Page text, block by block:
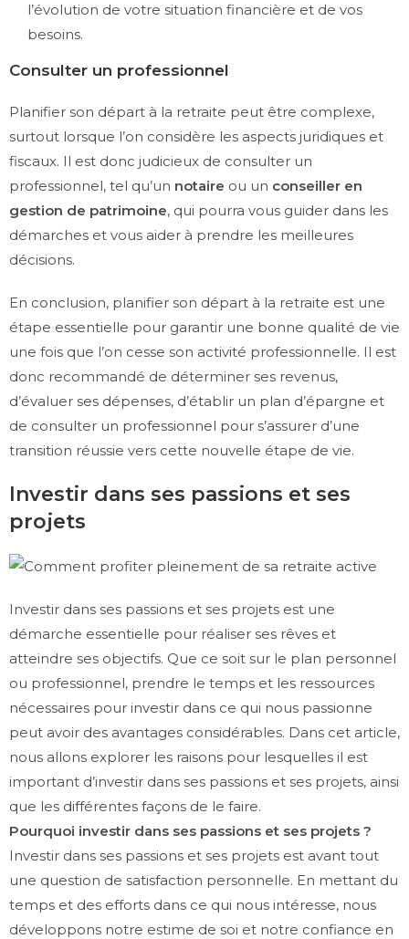
l’évolution de votre situation financière et de vos
besoins.
Consulter un professionnel
Planifier son départ à la retraite peut être complexe,
surtout lorsque l’on considère les aspects juridiques et
fiscaux. Il est donc judicieux de consulter un
professionnel, tel qu’un notaire ou un conseiller en
gestion de patrimoine, qui pourra vous guider dans les
démarches et vous aider à prendre les meilleures
décisions.
En conclusion, planifier son départ à la retraite est une
étape essentielle pour garantir une bonne qualité de vie
une fois que l’on cesse son activité professionnelle. Il est
donc recommandé de déterminer ses revenus,
d’évaluer ses dépenses, d’établir un plan d’épargne et
de consulter un professionnel pour s’assurer d’une
transition réussie vers cette nouvelle étape de vie.
Investir dans ses passions et ses
projets
Investir dans ses passions et ses projets est une
démarche essentielle pour réaliser ses rêves et
atteindre ses objectifs. Que ce soit sur le plan personnel
ou professionnel, prendre le temps et les ressources
nécessaires pour investir dans ce qui nous passionne
peut avoir des avantages considérables. Dans cet article,
nous allons explorer les raisons pour lesquelles il est
important d’investir dans ses passions et ses projets, ainsi
que les différentes façons de le faire.
Pourquoi investir dans ses passions et ses projets ?
Investir dans ses passions et ses projets est avant tout
une question de satisfaction personnelle. En mettant du
temps et des efforts dans ce qui nous intéresse, nous
développons notre estime de soi et notre confiance en